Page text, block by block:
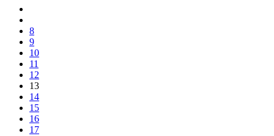
8
9
10
11
12
13
14
15
16
17